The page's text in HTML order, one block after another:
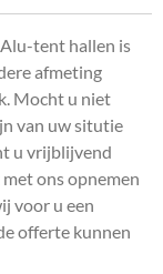
tent hallen is
afmeting
Mocht u niet
van uw situtie
u vrijblijvend
ons opnemen
voor u een
offerte kunnen